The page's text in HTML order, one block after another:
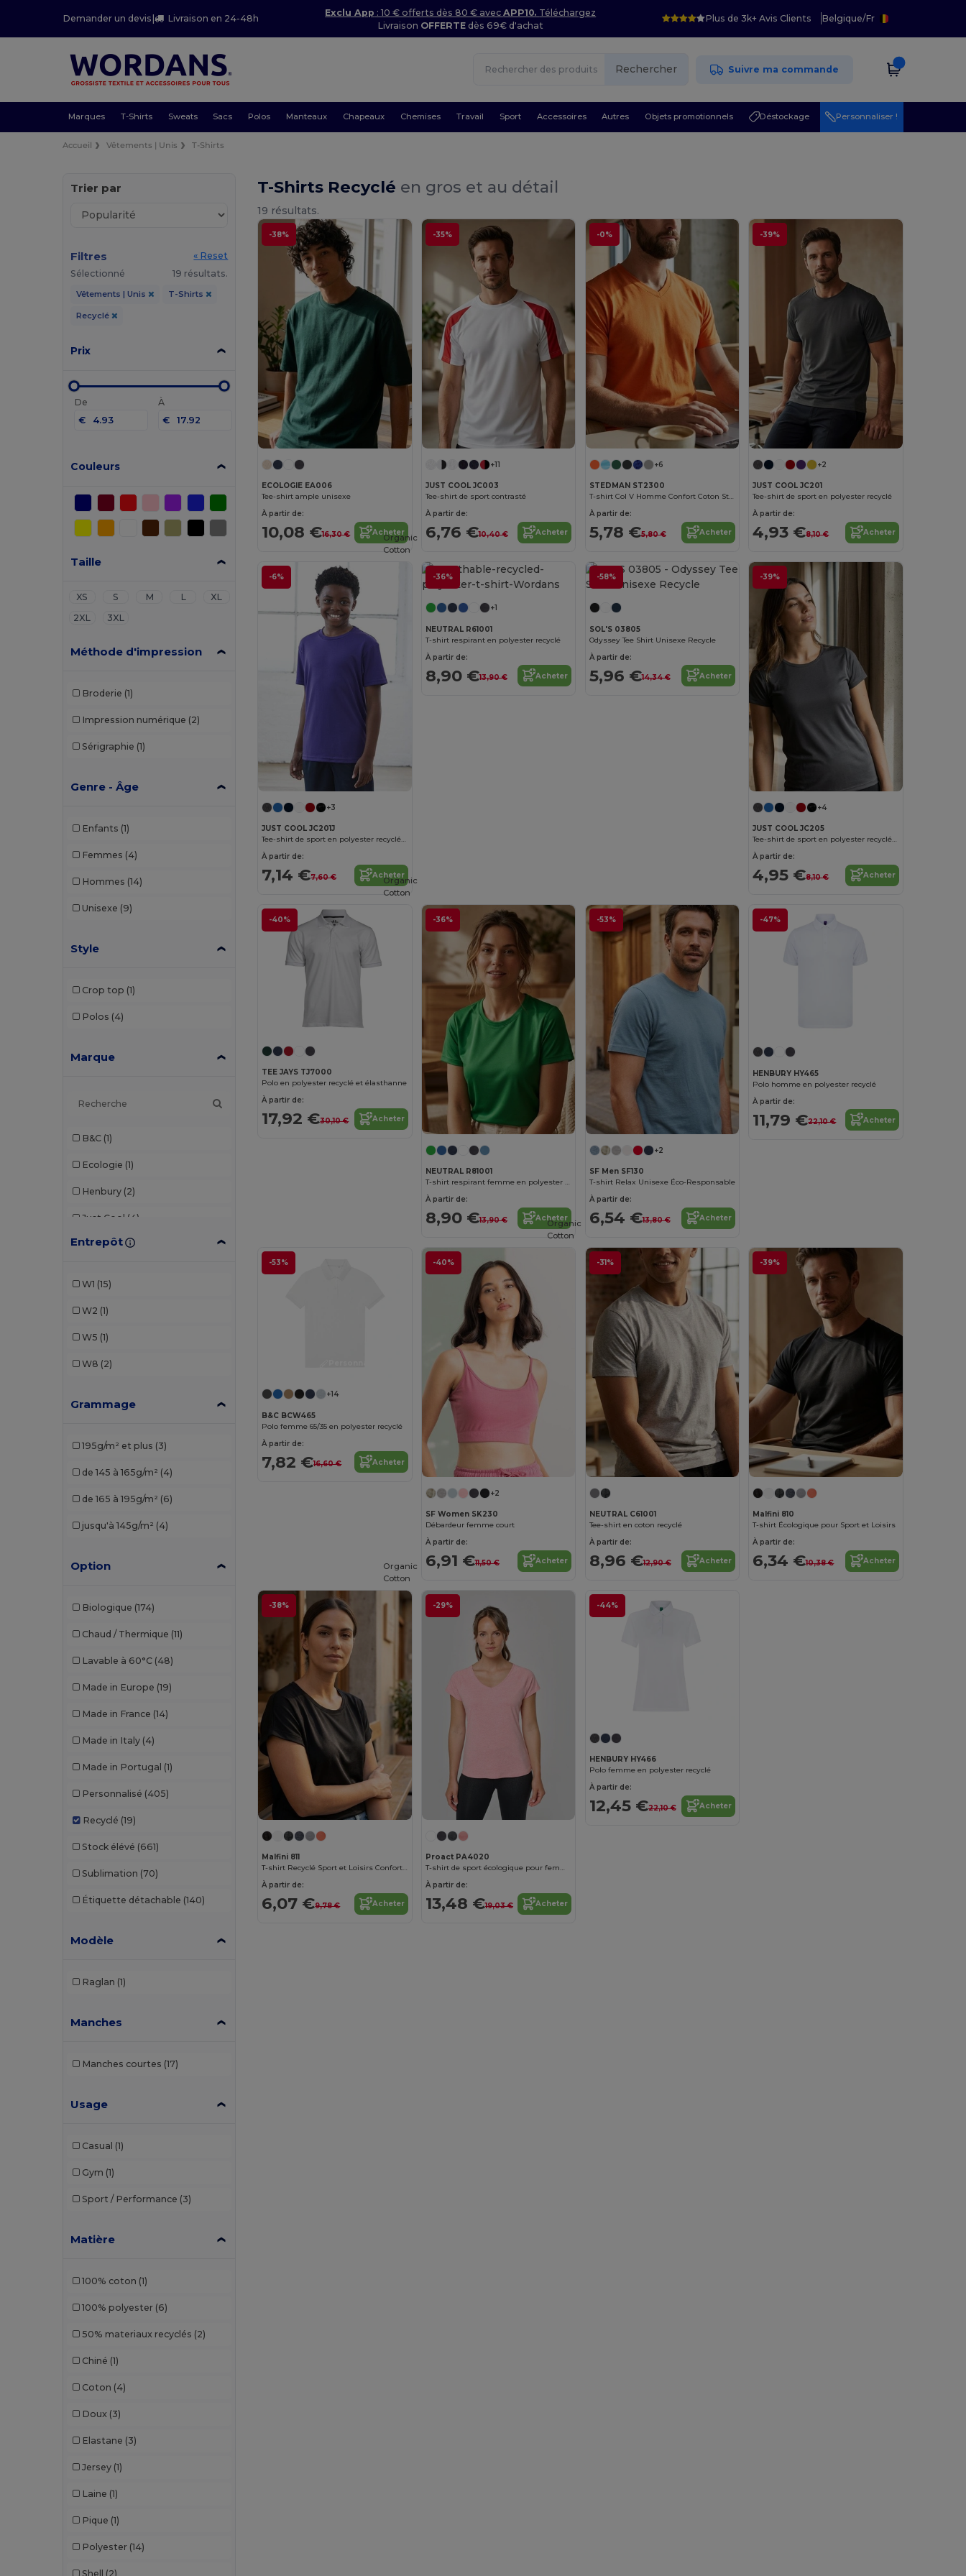
Demander un devis | Livraison en 24-48h
Exclu App : 10 € offerts dès 80 € avecAPP10. Téléchargez
Livraison OFFERTE dès 69€ d'achat
Plus de 3k+ Avis Clients Belgique/Fr
Rechercher Suivre ma commande
Marques T-Shirts Sweats Sacs Polos Manteaux Chapeaux Chemises Travail Sport Accessoires Autres Objets promotionnels Déstockage Personnaliser !
Accueil Vêtements | Unis T-Shirts
Trier par
Filtres
« Reset
Sélectionné
19 résultats.
Vêtements | Unis T-Shirts
Recyclé
Prix
De
€
À
€
Couleurs
Taille
XS S M L
XL
2XL
3XL
Méthode d'impression
Broderie (1)
Impression numérique (2)
Sérigraphie (1)
Genre - Âge
Enfants (1)
Femmes (4)
Hommes (14)
Unisexe (9)
Style
Crop top (1)
Polos (4)
Marque
B&C (1)
Ecologie (1)
Henbury (2)
Just Cool (4)
Malfini (2)
Stedman (1)
Entrepôt
W1 (15)
W2 (1)
W5 (1)
W8 (2)
Grammage
195g/m² et plus (3)
de 145 à 165g/m² (4)
de 165 à 195g/m² (6)
jusqu'à 145g/m² (4)
Option
Biologique (174)
Chaud / Thermique (11)
Lavable à 60°C (48)
Made in Europe (19)
Made in France (14)
Made in Italy (4)
Made in Portugal (1)
Personnalisé (405)
Recyclé (19)
Stock élévé (661)
Sublimation (70)
Étiquette détachable (140)
Modèle
Raglan (1)
Manches
Manches courtes (17)
Usage
Casual (1)
Gym (1)
Sport / Performance (3)
Matière
100% coton (1)
100% polyester (6)
50% materiaux recyclés (2)
Chiné (1)
Coton (4)
Doux (3)
Elastane (3)
Jersey (1)
Laine (1)
Pique (1)
Polyester (14)
Shell (2)
T-Shirts Recyclé en gros et au détail
19 résultats.
-38%
ECOLOGIE EA006
Tee-shirt ample unisexe
À partir de:
10,08 €16,30 € Acheter
-35%
+11
JUST COOL JC003
Tee-shirt de sport contrasté
À partir de:
6,76 €10,40 € Acheter
-0%
+6
STEDMAN ST2300
T-shirt Col V Homme Confort Coton Stedman
À partir de:
5,78 €5,80 € Acheter
-39%
+2
JUST COOL JC201
Tee-shirt de sport en polyester recyclé
À partir de:
4,93 €8,10 € Acheter
-6%
+3
JUST COOL JC201J
Tee-shirt de sport en polyester recyclé enfant
À partir de:
7,14 €7,60 € Acheter
-36%
Organic
Cotton
+1
NEUTRAL R61001
T-shirt respirant en polyester recyclé
À partir de:
8,90 €13,90 € Acheter
-58% Personnalisez-le !
SOL'S 03805
Odyssey Tee Shirt Unisexe Recycle
À partir de:
5,96 €14,34 € Acheter
-39%
+4
JUST COOL JC205
Tee-shirt de sport en polyester recyclé femme
À partir de:
4,95 €8,10 € Acheter
-40%
TEE JAYS TJ7000
Polo en polyester recyclé et élasthanne
À partir de:
17,92 €30,10 € Acheter
-36%
Organic
Cotton
NEUTRAL R81001
T-shirt respirant femme en polyester recyclé
À partir de:
8,90 €13,90 € Acheter
-53%
+2
SF Men SF130
T-shirt Relax Unisexe Éco-Responsable
À partir de:
6,54 €13,80 € Acheter
-47%
HENBURY HY465
Polo homme en polyester recyclé
À partir de:
11,79 €22,10 € Acheter
-53%
+14
B&C BCW465
Polo femme 65/35 en polyester recyclé
À partir de:
7,82 €16,60 € Acheter
-40%
+2
SF Women SK230
Débardeur femme court
À partir de:
6,91 €11,50 € Acheter
-31%
Organic
Cotton
NEUTRAL C61001
Tee-shirt en coton recyclé
À partir de:
8,96 €12,90 € Acheter
-39%
Malfini 810
T-shirt Écologique pour Sport et Loisirs
À partir de:
6,34 €10,38 € Acheter
-38%
Malfini 811
T-shirt Recyclé Sport et Loisirs Confortable
À partir de:
6,07 €9,78 € Acheter
-29%
Organic
Cotton
Proact PA4020
T-shirt de sport écologique pour femme
À partir de:
13,48 €19,03 € Acheter
-44%
HENBURY HY466
Polo femme en polyester recyclé
À partir de:
12,45 €22,10 € Acheter